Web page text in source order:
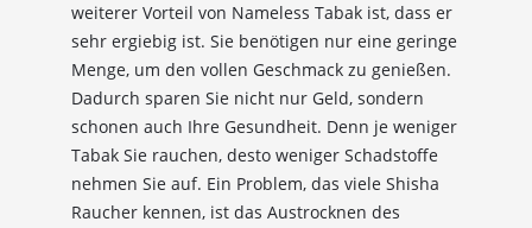
weiterer Vorteil von Nameless Tabak ist, dass er
sehr ergiebig ist. Sie benötigen nur eine geringe
Menge, um den vollen Geschmack zu genießen.
Dadurch sparen Sie nicht nur Geld, sondern
schonen auch Ihre Gesundheit. Denn je weniger
Tabak Sie rauchen, desto weniger Schadstoffe
nehmen Sie auf. Ein Problem, das viele Shisha
Raucher kennen, ist das Austrocknen des
10%Newsletter-Rabatt
auf deine Bestellung